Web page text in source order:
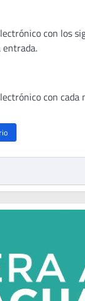
con los
con cada